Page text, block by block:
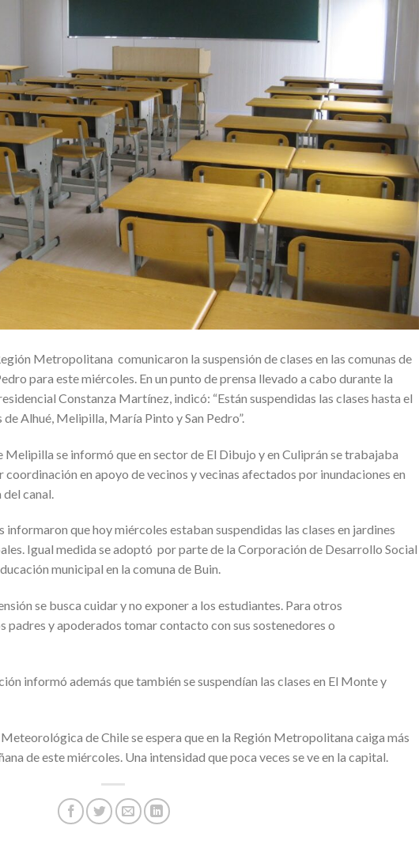
Metropolitana comunicaron la suspensión de clases en las comunas de
para este miércoles. En un punto de prensa llevado a cabo durante la
Constanza Martínez, indicó: “Están suspendidas las clases hasta el
Alhué, Melipilla, María Pinto y San Pedro”.
Melipilla se informó que en sector de El Dibujo y en Culiprán se trabajaba
en apoyo de vecinos y vecinas afectados por inundaciones en
canal.
informaron que hoy miércoles estaban suspendidas las clases en jardines
Igual medida se adoptó por parte de la Corporación de Desarrollo Social
municipal en la comuna de Buin.
se busca cuidar y no exponer a los estudiantes. Para otros
padres y apoderados tomar contacto con sus sostenedores o
informó además que también se suspendían las clases en El Monte y
de Chile se espera que en la Región Metropolitana caiga más
de este miércoles. Una intensidad que poca veces se ve en la capital.